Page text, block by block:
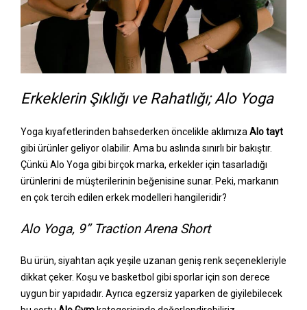
Erkeklerin Şıklığı ve Rahatlığı; Alo Yoga
Yoga kıyafetlerinden bahsederken öncelikle aklımıza Alo tayt
gibi ürünler geliyor olabilir. Ama bu aslında sınırlı bir bakıştır.
Çünkü Alo Yoga gibi birçok marka, erkekler için tasarladığı
ürünlerini de müşterilerinin beğenisine sunar. Peki, markanın
en çok tercih edilen erkek modelleri hangileridir?
Alo Yoga, 9’’ Traction Arena Short
Bu ürün, siyahtan açık yeşile uzanan geniş renk seçenekleriyle
dikkat çeker. Koşu ve basketbol gibi sporlar için son derece
uygun bir yapıdadır. Ayrıca egzersiz yaparken de giyilebilecek